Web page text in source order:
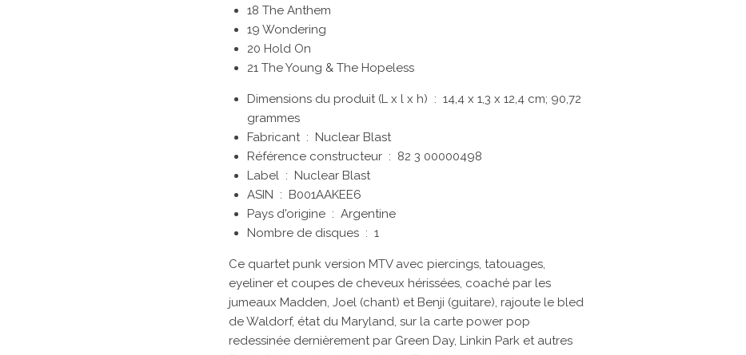
18 The Anthem
19 Wondering
20 Hold On
21 The Young & The Hopeless
Dimensions du produit (L x l x h) ‏ : ‎ 14,4 x 1,3 x 12,4 cm; 90,72
grammes
Fabricant ‏ : ‎ Nuclear Blast
Référence constructeur ‏ : ‎ 82 3 00000498
Label ‏ : ‎ Nuclear Blast
ASIN ‏ : ‎ B001AAKEE6
Pays d'origine ‏ : ‎ Argentine
Nombre de disques ‏ : ‎ 1
Ce quartet punk version MTV avec piercings, tatouages,
eyeliner et coupes de cheveux hérissées, coaché par les
jumeaux Madden, Joel (chant) et Benji (guitare), rajoute le bled
de Waldorf, état du Maryland, sur la carte power pop
redessinée dernièrement par Green Day, Linkin Park et autres